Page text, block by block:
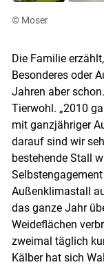
© Moser
Die Familie
Besonderes oder
Jahren aber
Tierwohl. „2010
mit ganzjähriger
darauf sind wir
bestehende Stall
Außenklimastall
das ganze Jahr
Weideflächen
zweimal täglich
Kälber hat sich